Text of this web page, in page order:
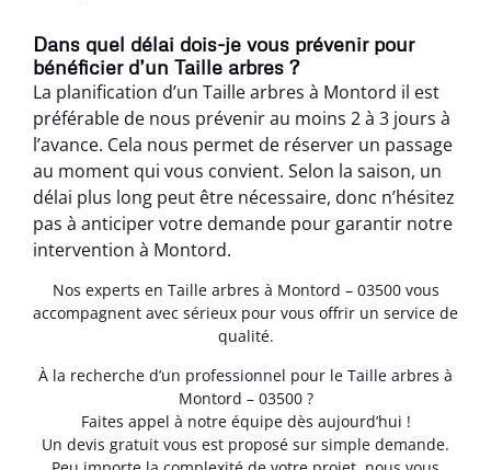
Dans quel délai dois-je vous prévenir pour
bénéficier d’un Taille arbres ?
La planification d’un Taille arbres à Montord il est
préférable de nous prévenir au moins 2 à 3 jours à
l’avance. Cela nous permet de réserver un passage
au moment qui vous convient. Selon la saison, un
délai plus long peut être nécessaire, donc n’hésitez
pas à anticiper votre demande pour garantir notre
intervention à Montord.
Nos experts en Taille arbres à Montord – 03500 vous
accompagnent avec sérieux pour vous offrir un service de
qualité.
À la recherche d’un professionnel pour le Taille arbres à
Montord – 03500 ?
Faites appel à notre équipe dès aujourd’hui !
Un devis gratuit vous est proposé sur simple demande.